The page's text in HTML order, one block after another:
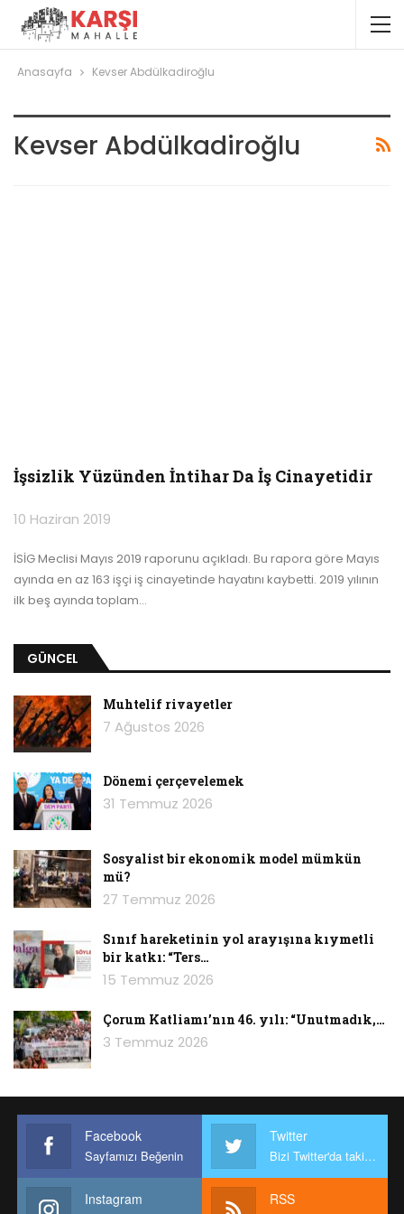
Anasayfa Kevser Abdülkadiroğlu
Kevser Abdülkadiroğlu
İşsizlik Yüzünden İntihar Da İş Cinayetidir
10 Haziran 2019
İSİG Meclisi Mayıs 2019 raporunu açıkladı. Bu rapora göre Mayıs
ayında en az 163 işçi iş cinayetinde hayatını kaybetti. 2019 yılının
ilk beş ayında toplam…
GÜNCEL
Muhtelif rivayetler
7 Ağustos 2026
Dönemi çerçevelemek
31 Temmuz 2026
Sosyalist bir ekonomik model mümkün
mü?
27 Temmuz 2026
Sınıf hareketinin yol arayışına kıymetli
bir katkı: “Ters…
15 Temmuz 2026
Çorum Katliamı’nın 46. yılı: “Unutmadık,…
3 Temmuz 2026
Facebook
Sayfamızı Beğenin
Twitter
Bizi Twitter'da takip edin
Instagram RSS